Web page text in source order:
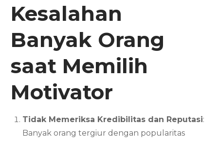
Kesalahan
Banyak Orang
saat Memilih
Motivator
Tidak Memeriksa Kredibilitas dan Reputasi:
Banyak orang tergiur dengan popularitas